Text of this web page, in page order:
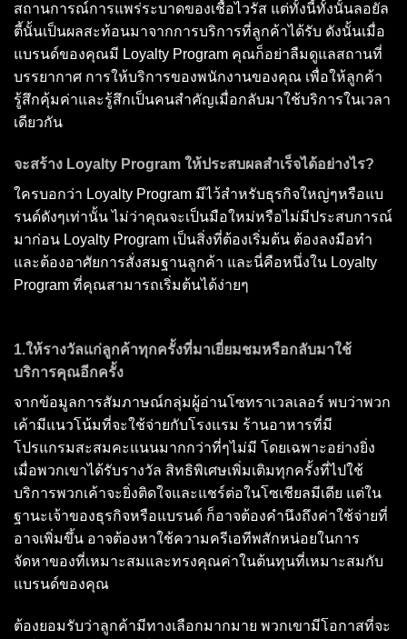
สถานการณ์การแพร่ระบาดของเชื้อไวรัส แต่ทั้งนี้ทั้งนั้นลอยัล
ตี้นั้นเป็นผลสะท้อนมาจากการบริการที่ลูกค้าได้รับ ดังนั้นเมื่อ
แบรนด์ของคุณมี Loyalty Program คุณก็อย่าลืมดูแลสถานที่
บรรยากาศ การให้บริการของพนักงานของคุณ เพื่อให้ลูกค้า
รู้สึกคุ้มค่าและรู้สึกเป็นคนสำคัญเมื่อกลับมาใช้บริการในเวลา
เดียวกัน
จะสร้าง Loyalty Program ให้ประสบผลสำเร็จได้อย่างไร?
ใครบอกว่า Loyalty Program มีไว้สำหรับธุรกิจใหญ่ๆหรือแบ
รนด์ดังๆเท่านั้น ไม่ว่าคุณจะเป็นมือใหม่หรือไม่มีประสบการณ์
มาก่อน Loyalty Program เป็นสิ่งที่ต้องเริ่มต้น ต้องลงมือทำ
และต้องอาศัยการสั่งสมฐานลูกค้า และนี่คือหนึ่งใน Loyalty
Program ที่คุณสามารถเริ่มต้นได้ง่ายๆ
1.ให้รางวัลแก่ลูกค้าทุกครั้งที่มาเยี่ยมชมหรือกลับมาใช้
บริการคุณอีกครั้ง
จากข้อมูลการสัมภาษณ์กลุ่มผู้อ่านโซทราเวลเลอร์ พบว่าพวก
เค้ามีแนวโน้มที่จะใช้จ่ายกับโรงแรม ร้านอาหารที่มี
โปรแกรมสะสมคะแนนมากกว่าที่ๆไม่มี โดยเฉพาะอย่างยิ่ง
เมื่อพวกเขาได้รับรางวัล สิทธิพิเศษเพิ่มเติมทุกครั้งที่ไปใช้
บริการพวกเค้าจะยิ่งติดใจและแชร์ต่อในโซเชียลมีเดีย แต่ใน
ฐานะเจ้าของธุรกิจหรือแบรนด์ ก็อาจต้องคำนึงถึงค่าใช้จ่ายที่
อาจเพิ่มขึ้น อาจต้องหาใช้ความครีเอทีพสักหน่อยในการ
จัดหาของที่เหมาะสมและทรงคุณค่าในต้นทุนที่เหมาะสมกับ
แบรนด์ของคุณ
ต้องยอมรับว่าลูกค้ามีทางเลือกมากมาย พวกเขามีโอกาสที่จะ